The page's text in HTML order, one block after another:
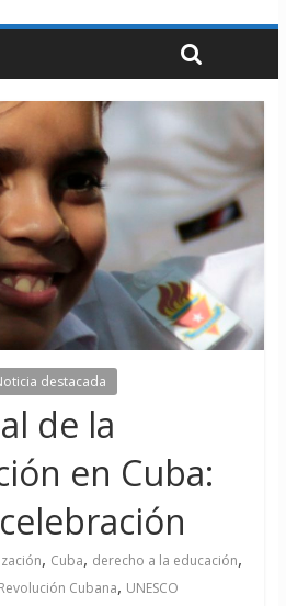
destacada
de la
en Cuba:
, Cuba, derecho a la educación,
Revolución Cubana, UNESCO